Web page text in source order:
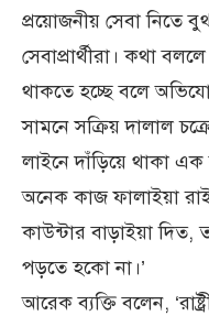
প্রয়োজনীয় সেবা নিতে
সেবাপ্রার্থীরা। কথা
থাকতে হচ্ছে বলে
সামনে সক্রিয় দালাল
লাইনে দাঁড়িয়ে থাকা
অনেক কাজ ফালাইয়া
কাউন্টার বাড়াইয়া
পড়তে হকো না।’
আরেক ব্যক্তি বলেন,